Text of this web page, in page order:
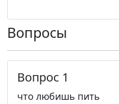
Вопросы
Вопрос 1
что любишь пить